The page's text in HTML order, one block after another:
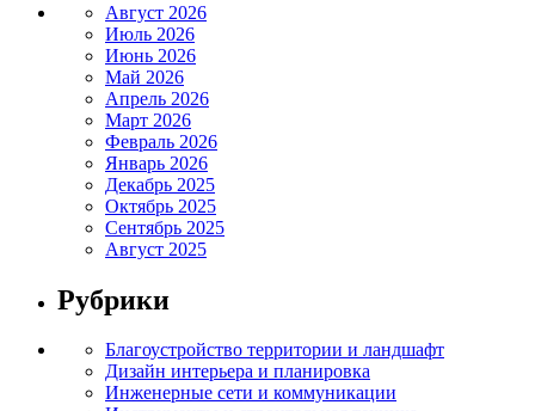
Август 2026
Июль 2026
Июнь 2026
Май 2026
Апрель 2026
Март 2026
Февраль 2026
Январь 2026
Декабрь 2025
Октябрь 2025
Сентябрь 2025
Август 2025
Рубрики
Благоустройство территории и ландшафт
Дизайн интерьера и планировка
Инженерные сети и коммуникации